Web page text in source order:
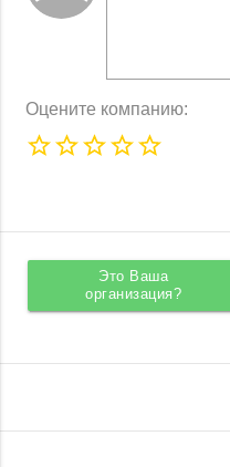
Оцените компанию:
Это Ваша
организация?